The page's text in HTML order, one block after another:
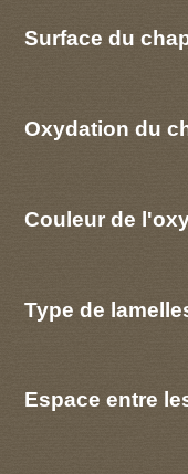
Surface du
Oxydation du
Couleur de
Type de
Espace entre